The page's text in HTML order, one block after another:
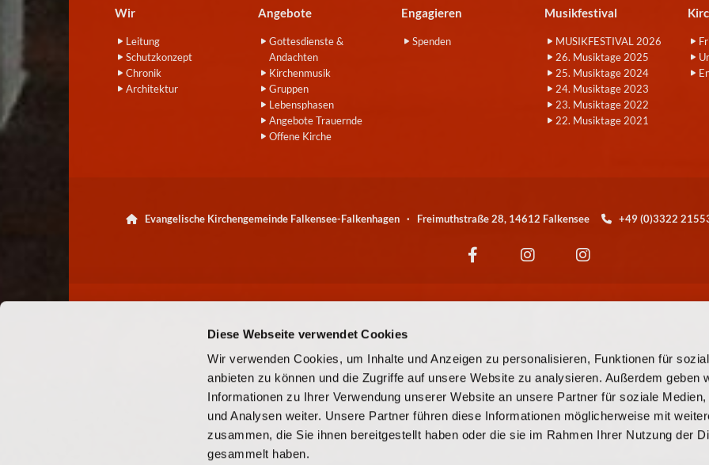
Diese Webseite verwendet Cookies
Wir verwenden Cookies, um Inhalte und Anzeigen zu personalisieren, Funktionen für
anbieten zu können und die Zugriffe auf unsere Website zu analysieren. Außerdem geben
Informationen zu Ihrer Verwendung unserer Website an unsere Partner für soziale Medien,
und Analysen weiter. Unsere Partner führen diese Informationen möglicherweise mit
zusammen, die Sie ihnen bereitgestellt haben oder die sie im Rahmen Ihrer Nutzung der
gesammelt haben.
Wir
Leitung
Schutzkonzept
Chronik
Architektur
Angebote
Gottesdienste &
Andachten
Kirchenmusik
Gruppen
Lebensphasen
Angebote Trauernde
Offene Kirche
Engagieren
Spenden
Musikfestival
MUSIKFESTIVAL 2026
26. Musiktage 2025
25. Musiktage 2024
24. Musiktage 2023
23. Musiktage 2022
22. Musiktage 2021
 Evangelische Kirchengemeinde Falkensee-Falkenhagen · Freimuthstraße 28, 14612 Falkensee  +49 (0)3322
© EKBO
© Evangelische Kirchengemeinde Falkensee-Falkenhagen
Cookie-Richtlinie